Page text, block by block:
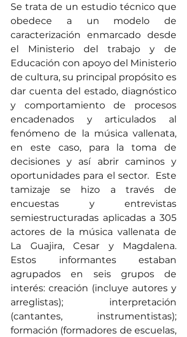
Se trata de un estudio técnico que
obedece a un modelo de
caracterización enmarcado desde
el Ministerio del trabajo y de
Educación con apoyo del Ministerio
de cultura, su principal propósito es
dar cuenta del estado, diagnóstico
y comportamiento de procesos
encadenados y articulados al
fenómeno de la música vallenata,
en este caso, para la toma de
decisiones y así abrir caminos y
oportunidades para el sector.  Este
tamizaje se hizo a través de
encuestas y entrevistas
semiestructuradas aplicadas a 305
actores de la música vallenata de
La Guajira, Cesar y Magdalena.
Estos informantes estaban
agrupados en seis grupos de
interés: creación (incluye autores y
arreglistas); interpretación
(cantantes, instrumentistas);
formación (formadores de escuelas,